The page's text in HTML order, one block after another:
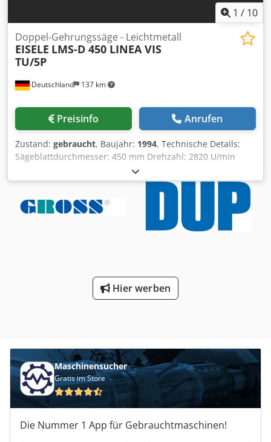
1 / 10
Deutschland 137 km
Doppel-Gehrungssäge - Leichtmetall
EISELE LMS-D 450 LINEA VIS
TU/5P
Preisinfo Anrufen
Zustand: gebraucht, Baujahr: 1994, Technische Details:
Sägeblattdurchmesser: 450 mm Drehzahl: 2820 U/min
Abschnittlänge max.: 5000 mm Abschnittlänge min.: 240
mm Luftdruck - erforderlich: 6-8 bar Sägeblatt-Bohrung: 32
mm Gehrungsschnitte - beidseitig: 45+90 °
Druckluftanschluß: 6 - 8 bar Gesamtleistungsbedarf: ca.
4,6 kW Maschinengewicht ca.: 1,1 t Abmessung Maschine
ca. LxBxH: 6,05x1,49x1,79 m weitere Merkmale zur
verfahrbar mit Säge -Zweihand Steuerung - Stückzähler
Schnittdurchmesser laut Tabb. Schneidbereichdiagramm,
Hier werben
Maschinensucher
Gratis im Store
Die Nummer 1 App für Gebrauchtmaschinen!